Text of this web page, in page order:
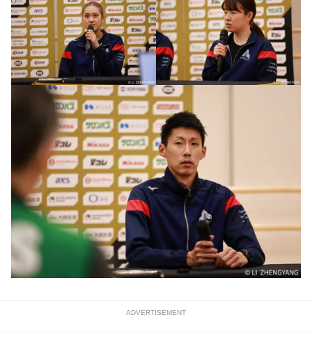
ADVERTISEMENT